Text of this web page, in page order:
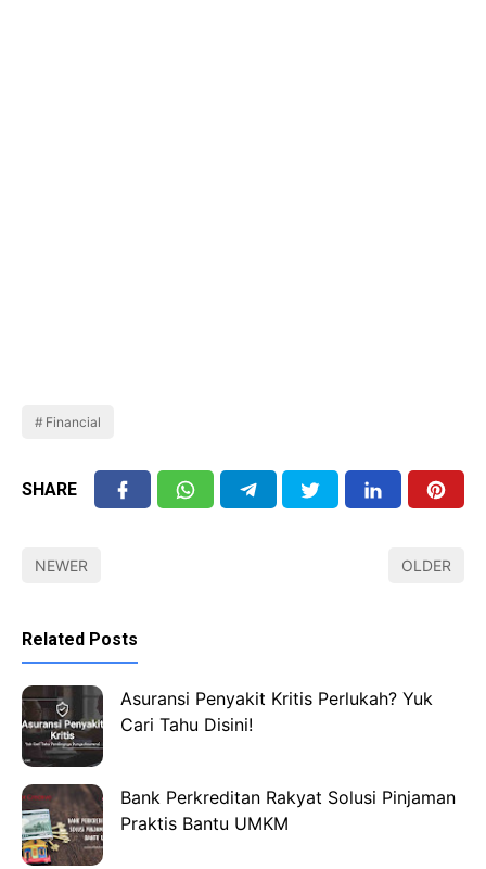
Financial
SHARE
NEWER OLDER
Related Posts
Asuransi Penyakit Kritis Perlukah? Yuk
Cari Tahu Disini!
Bank Perkreditan Rakyat Solusi Pinjaman
Praktis Bantu UMKM